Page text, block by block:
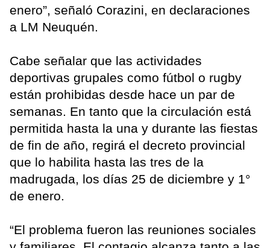
enero”, señaló Corazini, en declaraciones
a LM Neuquén.
Cabe señalar que las actividades
deportivas grupales como fútbol o rugby
están prohibidas desde hace un par de
semanas. En tanto que la circulación está
permitida hasta la una y durante las fiestas
de fin de año, regirá el decreto provincial
que lo habilita hasta las tres de la
madrugada, los días 25 de diciembre y 1°
de enero.
“El problema fueron las reuniones sociales